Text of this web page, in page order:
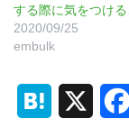
する際に気をつける
2020/09/25
embulk